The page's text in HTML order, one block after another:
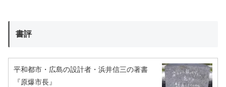
書評
平和都市・広島の設計者・浜井信三の著書
『原爆市長』